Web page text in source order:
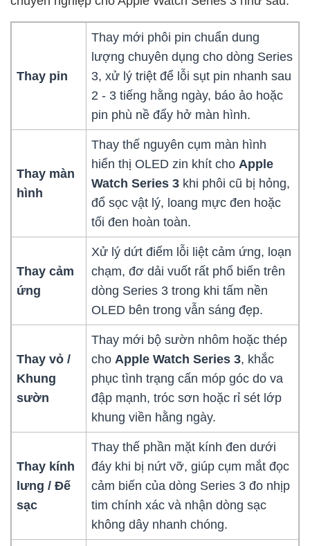
Thay pin
Thay mới phôi pin chuẩn dung
lượng chuyên dụng cho dòng Series
3, xử lý triệt để lỗi sụt pin nhanh sau
2 - 3 tiếng hằng ngày, báo ảo hoặc
pin phù nề đẩy hở màn hình.
Thay màn
hình
Thay thế nguyên cụm màn hình
hiển thị OLED zin khít cho Apple
Watch Series 3 khi phôi cũ bị hỏng,
đổ sọc vật lý, loang mực đen hoặc
tối đen hoàn toàn.
Thay cảm
ứng
Xử lý dứt điểm lỗi liệt cảm ứng, loạn
chạm, đơ dải vuốt rất phổ biến trên
dòng Series 3 trong khi tấm nền
OLED bên trong vẫn sáng đẹp.
Thay vỏ /
Khung
sườn
Thay mới bộ sườn nhôm hoặc thép
cho Apple Watch Series 3, khắc
phục tình trạng cấn móp góc do va
đập mạnh, tróc sơn hoặc rỉ sét lớp
khung viền hằng ngày.
Thay kính
lưng / Đế
sạc
Thay thế phần mặt kính đen dưới
đáy khi bị nứt vỡ, giúp cụm mắt đọc
cảm biến của dòng Series 3 đo nhịp
tim chính xác và nhận dòng sạc
không dây nhanh chóng.